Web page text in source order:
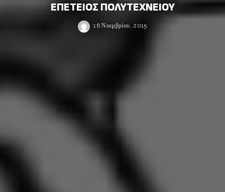
ΕΠΕΤΕΙΟΣ ΠΟΛΥΤΕΧΝΕΙΟΥ
16 Νοεμβρίου, 2015